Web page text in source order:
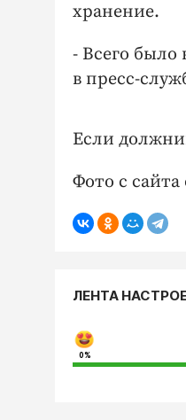
хранение.
- Всего
в пресс-
Если
Фото с
ЛЕНТА
0%